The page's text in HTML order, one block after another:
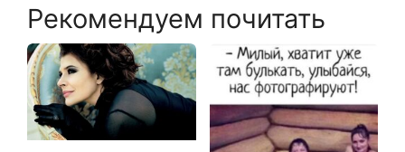
Рекомендуем почитать